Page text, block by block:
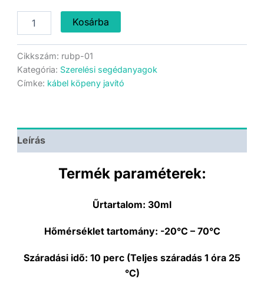
javító
Gumi
-
Fehér
Kosárba
Cikkszám: rubp-01
Kategória: Szerelési segédanyagok
Címke: kábel köpeny javító
Leírás
Termék paraméterek:
Űrtartalom: 30ml
Hőmérséklet tartomány: -20°C – 70°C
Száradási idő: 10 perc (Teljes száradás 1 óra 25
°C)